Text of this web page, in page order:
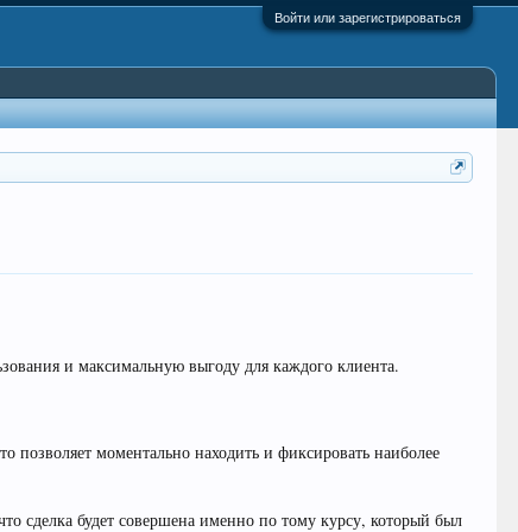
Войти или зарегистрироваться
и максимальную выгоду для каждого клиента.
моментально находить и фиксировать наиболее
сделка будет совершена именно по тому курсу, который был